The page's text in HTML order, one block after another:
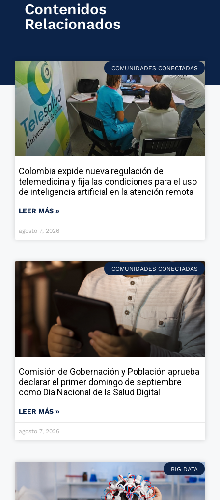
Contenidos
Relacionados
COMUNIDADES CONECTADAS
Colombia expide nueva regulación de
telemedicina y fija las condiciones para el uso
de inteligencia artificial en la atención remota
LEER MÁS »
agosto 7, 2026
COMUNIDADES CONECTADAS
Comisión de Gobernación y Población aprueba
declarar el primer domingo de septiembre
como Día Nacional de la Salud Digital
LEER MÁS »
agosto 7, 2026
BIG DATA